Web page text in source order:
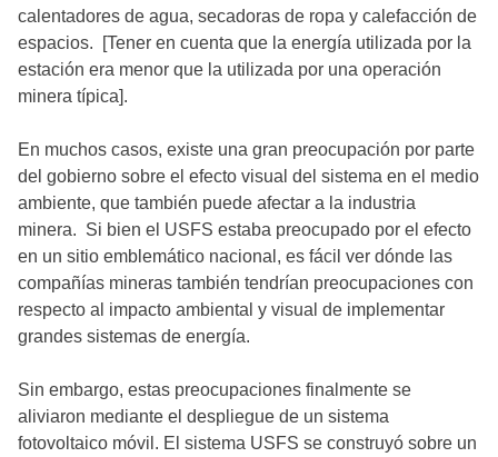
calentadores de agua, secadoras de ropa y calefacción de
espacios. [Tener en cuenta que la energía utilizada por la
estación era menor que la utilizada por una operación
minera típica].
En muchos casos, existe una gran preocupación por parte
del gobierno sobre el efecto visual del sistema en el medio
ambiente, que también puede afectar a la industria
minera. Si bien el USFS estaba preocupado por el efecto
en un sitio emblemático nacional, es fácil ver dónde las
compañías mineras también tendrían preocupaciones con
respecto al impacto ambiental y visual de implementar
grandes sistemas de energía.
Sin embargo, estas preocupaciones finalmente se
aliviaron mediante el despliegue de un sistema
fotovoltaico móvil. El sistema USFS se construyó sobre un